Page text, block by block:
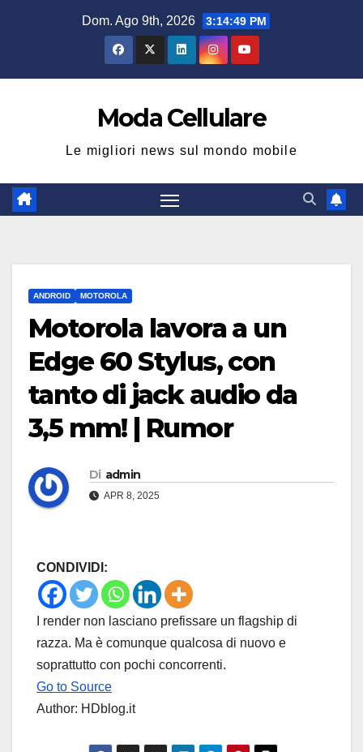
Dom. Ago 9th, 2026 3:14:50 PM
Moda Cellulare
Le migliori news sul mondo mobile
ANDROID MOTOROLA
Motorola lavora a un
Edge 60 Stylus, con
tanto di jack audio da
3,5 mm! | Rumor
Di admin
APR 8, 2025
CONDIVIDI:
I render non lasciano prefissare un flagship di
razza. Ma è comunque qualcosa di nuovo e
soprattutto con pochi concorrenti.
Go to Source
Author: HDblog.it